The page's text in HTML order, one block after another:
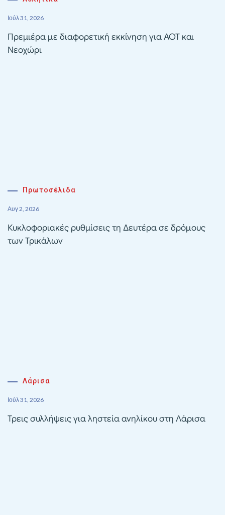
Ιούλ 31, 2026
Πρεμιέρα με διαφορετική εκκίνηση για ΑΟΤ και
Νεοχώρι
Πρωτοσέλιδα
Αυγ 2, 2026
Κυκλοφοριακές ρυθμίσεις τη Δευτέρα σε δρόμους
των Τρικάλων
Λάρισα
Ιούλ 31, 2026
Τρεις συλλήψεις για ληστεία ανηλίκου στη Λάρισα